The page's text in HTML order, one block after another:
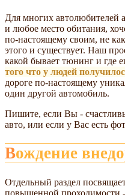
Для многих автолюбителей
и любое место обитания,
по-настоящему своим, не
этого и существует. Наш
какой бывает тюнинг и где
того что у людей
дороге по-настоящему
один другой автомобиль.
Пишите, если Вы -
авто, или если у Вас есть
Вождение
Отдельный раздел
повышенной проходимости